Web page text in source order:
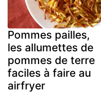
Pommes pailles,
les allumettes de
pommes de terre
faciles à faire au
airfryer